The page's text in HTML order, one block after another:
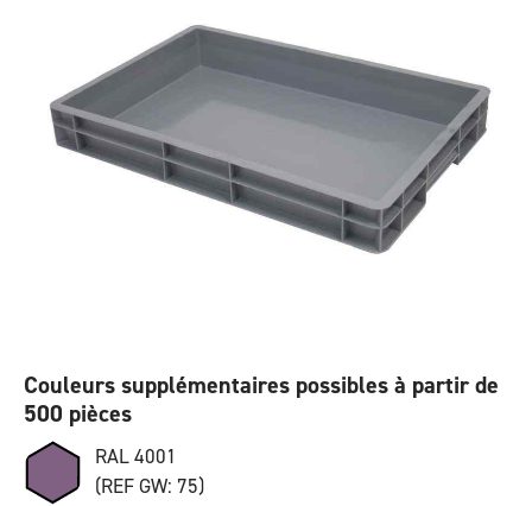
Couleurs supplémentaires possibles à partir de
500 pièces
RAL 4001
(REF GW: 75)